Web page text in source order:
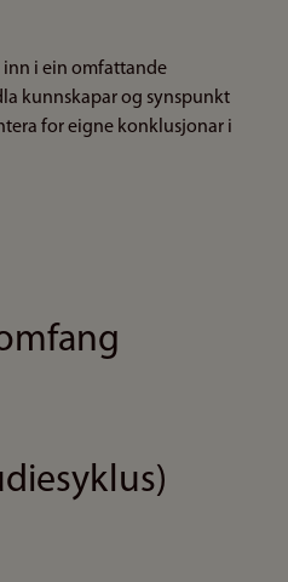
inn i ein omfattande
kunnskapar og synspunkt
for eigne konklusjonar i